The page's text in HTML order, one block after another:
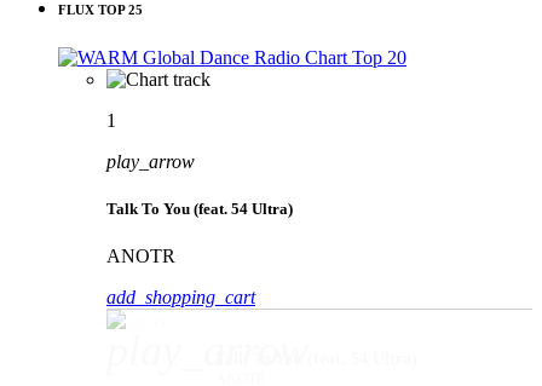
FLUX TOP 25
1
play_arrow
Talk To You (feat. 54 Ultra)
ANOTR
add_shopping_cart